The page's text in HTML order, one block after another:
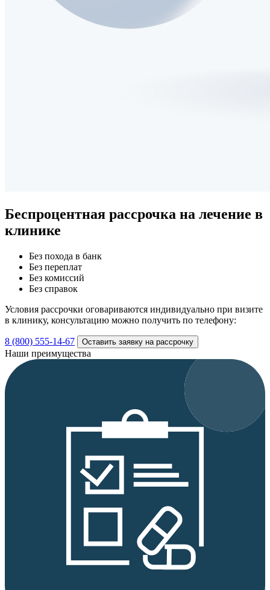
Беспроцентная рассрочка на лечение в
клинике
Без похода в банк
Без переплат
Без комиссий
Без справок
Условия рассрочки оговариваются индивидуально при визите
в клинику, консультацию можно получить по телефону:
8 (800) 555-14-67 Оставить заявку на рассрочку
Наши преимущества